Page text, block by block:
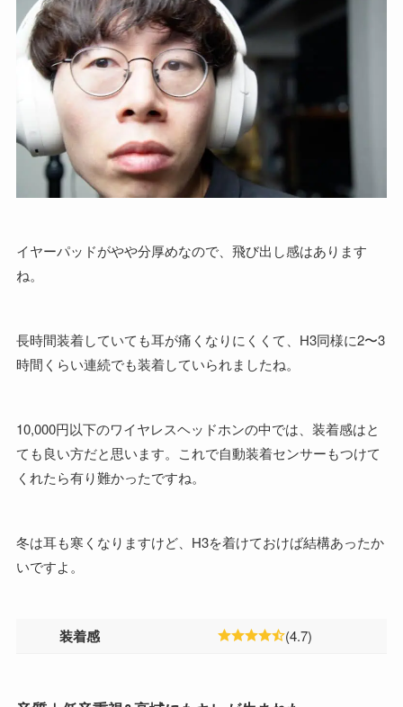
イヤーパッドがやや分厚めなので、飛び出し感はあります
ね。
長時間装着していても耳が痛くなりにくくて、H3同様に2〜3
時間くらい連続でも装着していられましたね。
10,000円以下のワイヤレスヘッドホンの中では、装着感はと
ても良い方だと思います。これで自動装着センサーもつけて
くれたら有り難かったですね。
冬は耳も寒くなりますけど、H3を着けておけば結構あったか
いですよ。
装着感 (4.7)